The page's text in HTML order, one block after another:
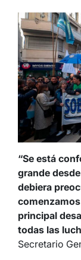
“Se está
grande
debiera
principal
todas las
Secretario